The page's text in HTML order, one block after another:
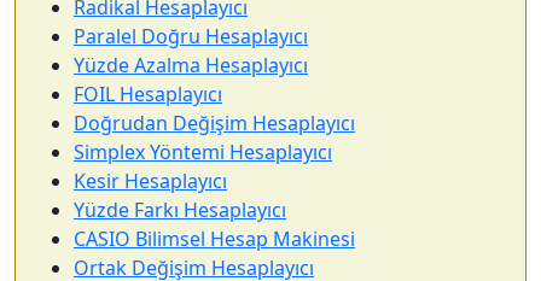
Radikal Hesaplayıcı
Paralel Doğru Hesaplayıcı
Yüzde Azalma Hesaplayıcı
FOIL Hesaplayıcı
Doğrudan Değişim Hesaplayıcı
Simplex Yöntemi Hesaplayıcı
Kesir Hesaplayıcı
Yüzde Farkı Hesaplayıcı
CASIO Bilimsel Hesap Makinesi
Ortak Değişim Hesaplayıcı